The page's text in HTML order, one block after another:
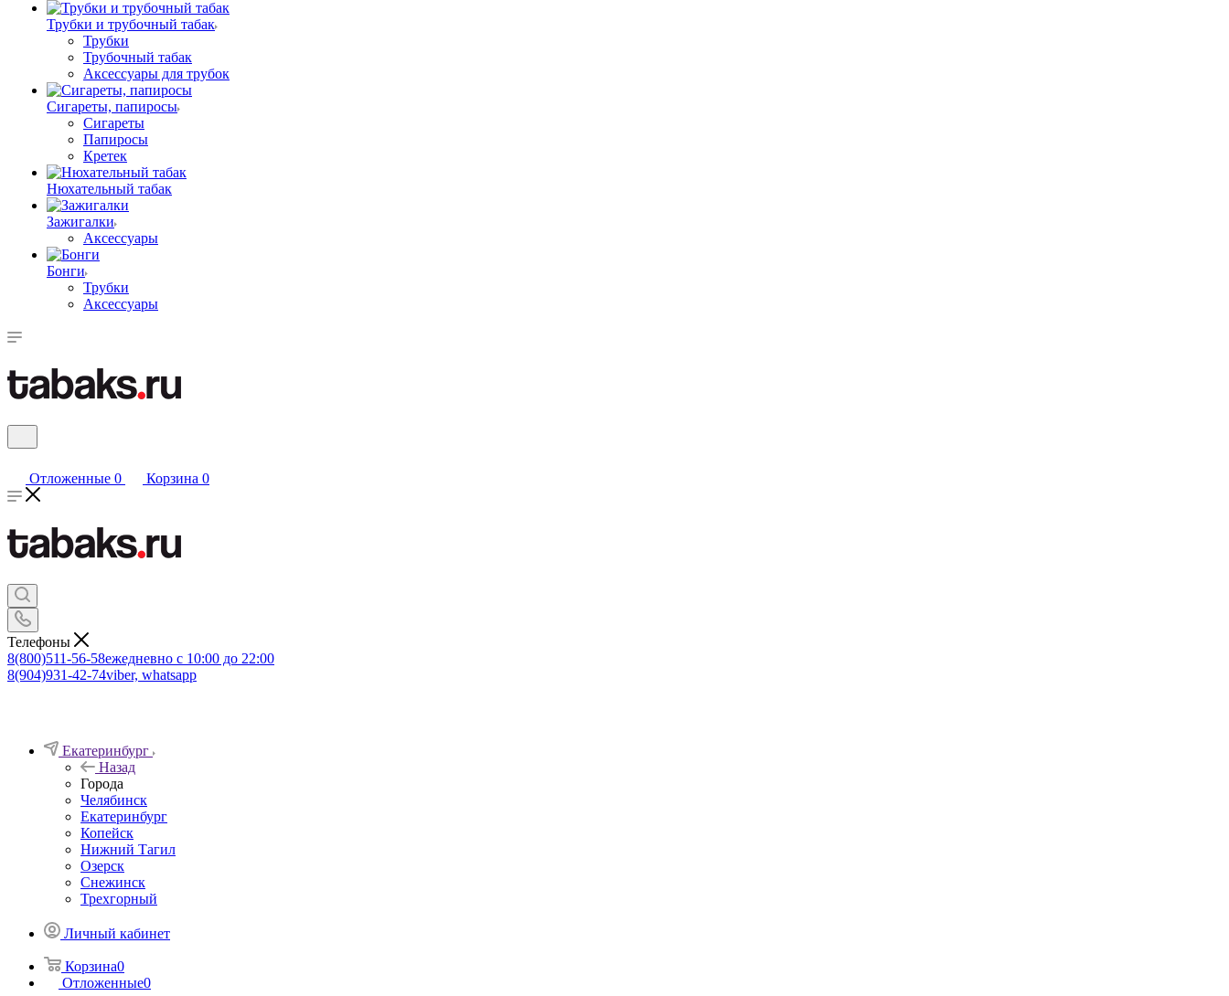
Трубки и трубочный табак
Трубки
Трубочный табак
Аксессуары для трубок
Сигареты, папиросы
Сигареты
Папиросы
Кретек
Нюхательный табак
Зажигалки
Аксессуары
Бонги
Трубки
Аксессуары
Отложенные 0 Корзина 0
Телефоны
8(800)511-56-58ежедневно с 10:00 до 22:00
8(904)931-42-74viber, whatsapp
Екатеринбург
Назад
Города
Челябинск
Екатеринбург
Копейск
Нижний Тагил
Озерск
Снежинск
Трехгорный
Личный кабинет
Корзина0
Отложенные0